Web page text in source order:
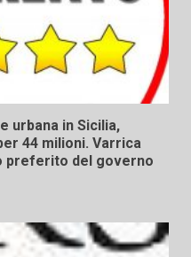
urbana in Sicilia,
44 milioni. Varrica
preferito del governo